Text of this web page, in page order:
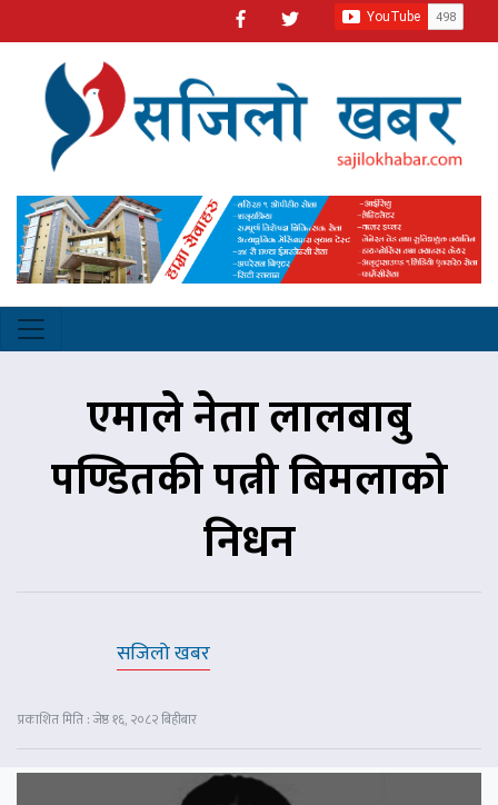
एमाले नेता लालबाबु
पण्डितकी पत्नी बिमलाको
निधन
सजिलो खबर
प्रकाशित मिति : जेष्ठ १६, २०८२ बिहीबार